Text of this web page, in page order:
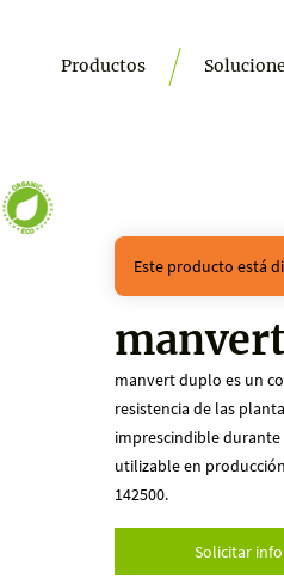
Productos
Este producto está
manvert duplo es un
resistencia de las
imprescindible
utilizable en
142500.
Solicitar